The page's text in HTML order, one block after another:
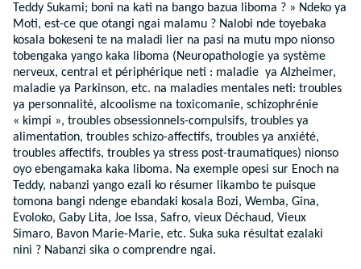
Teddy Sukami; boni na kati na bango bazua liboma ? » Ndeko ya
Moti, est-ce que otangi ngai malamu ? Nalobi nde toyebaka
kosala bokeseni te na maladi lier na pasi na mutu mpo nionso
tobengaka yango kaka liboma (Neuropathologie ya système
nerveux, central et périphérique neti : maladie ya Alzheimer,
maladie ya Parkinson, etc. na maladies mentales neti: troubles
ya personnalité, alcoolisme na toxicomanie, schizophrénie
« kimpi », troubles obsessionnels-compulsifs, troubles ya
alimentation, troubles schizo-affectifs, troubles ya anxiété,
troubles affectifs, troubles ya stress post-traumatiques) nionso
oyo ebengamaka kaka liboma. Na exemple opesi sur Enoch na
Teddy, nabanzi yango ezali ko résumer likambo te puisque
tomona bangi ndenge ebandaki kosala Bozi, Wemba, Gina,
Evoloko, Gaby Lita, Joe Issa, Safro, vieux Déchaud, Vieux
Simaro, Bavon Marie-Marie, etc. Suka suka résultat ezalaki
nini ? Nabanzi sika o comprendre ngai.